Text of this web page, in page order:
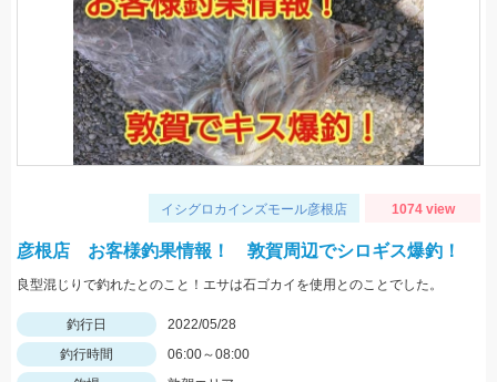
イシグロカインズモール彦根店 1074 view
彦根店 お客様釣果情報！ 敦賀周辺でシロギス爆釣！
良型混じりで釣れたとのこと！エサは石ゴカイを使用とのことでした。
釣行日
2022/05/28
釣行時間
06:00～08:00